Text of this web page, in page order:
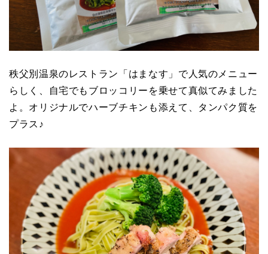
秩父別温泉のレストラン「はまなす」で人気のメニュー
らしく、自宅でもブロッコリーを乗せて真似てみました
よ。オリジナルでハーブチキンも添えて、タンパク質を
プラス♪